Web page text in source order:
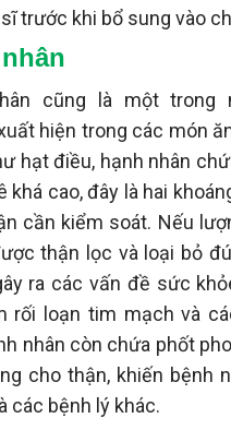
trước khi bổ sung vào
cũng là một trong
hiện trong các món
hạt điều, hạnh nhân
khá cao, đây là hai
cần kiểm soát. Nếu
thận lọc và loại bỏ
ra các vấn đề sức
rối loạn tim mạch và
nhân còn chứa phốt
cho thận, khiến bệnh
các bệnh lý khác.